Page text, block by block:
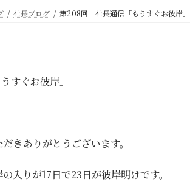
社長ブログ 第208回 社長通信「もうすぐお彼岸」
すぐお彼岸」
きありがとうございます。
入りが17日で23日が彼岸明けです。